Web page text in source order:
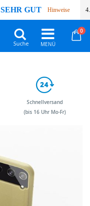
SEHR GUT Hinweise
0
Suche
Schnellversand
(bis 16 Uhr Mo-Fr)